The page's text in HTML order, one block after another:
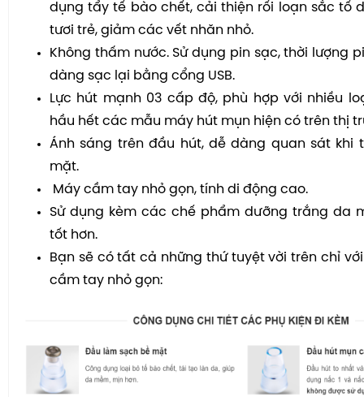
dụng tẩy tế bào chết, cải thiện rối loạn sắc tố
tươi trẻ, giảm các vết nhăn nhỏ.
Không thấm nước. Sử dụng pin sạc, thời lượng
dàng sạc lại bằng cổng USB.
Lực hút mạnh 03 cấp độ, phù hợp với nhiều
hầu hết các mẫu máy hút mụn hiện có trên thị
Ánh sáng trên đầu hút, dễ dàng quan sát khi
mặt.
Máy cầm tay nhỏ gọn, tính di động cao.
Sử dụng kèm các chế phẩm dưỡng trắng da
tốt hơn.
Bạn sẽ có tất cả những thứ tuyệt vời trên chỉ
cầm tay nhỏ gọn: